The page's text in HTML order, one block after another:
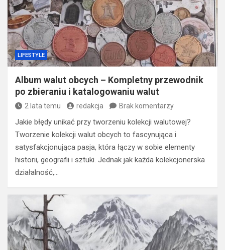
LIFESTYLE
Album walut obcych – Kompletny przewodnik
po zbieraniu i katalogowaniu walut
2 lata temu redakcja Brak komentarzy
Jakie błędy unikać przy tworzeniu kolekcji walutowej?
Tworzenie kolekcji walut obcych to fascynująca i
satysfakcjonująca pasja, która łączy w sobie elementy
historii, geografii i sztuki. Jednak jak każda kolekcjonerska
działalność,…